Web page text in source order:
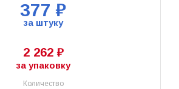
377 ₽
за штуку
2 262 ₽
за упаковку
Количество